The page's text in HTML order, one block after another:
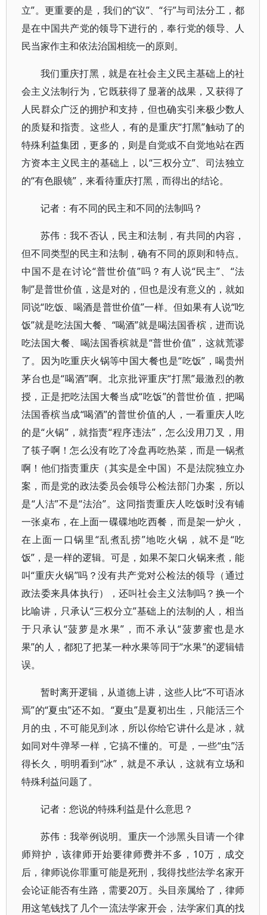
立”。更重要的是，我们的“议”、“行”与司法分工，都
是在中国共产党的领导下进行的，奉行党的领导、人
民当家作主和依法治国相统一的原则。
我们重庆打黑，就是在社会主义民主基础上的社
会主义法制行为，它既获得了显著的战果，又获得了
人民群众广泛的拥护和支持，但也确实引来极少数人
的质疑和指责。这些人，有的是重庆“打黑”触动了的
特殊利益集团，更多的，则是自觉或不自觉地站在西
方资本主义民主的基础上，以“三权分立”、司法独立
的“有色眼镜”，来看待重庆打黑，而得出的结论。
记者：有不同的民主和不同的法制吗？
苏伟：我不否认，民主和法制，有共同的内容，
但不同类型的民主和法制，确有不同的原则和特点。
中国不是在讨论“普世价值”吗？有人说“民主”、“法
制”是普世价值，这是对的，但也是没有意义的，就如
同说“吃饭、喝酒是普世价值”一样。但如果有人说“吃
饭”就是吃法国大餐、“喝酒”就是喝法国香槟，进而说
吃法国大餐、喝法国香槟就是“普世价值”，这就荒谬
了。因为吃重庆火锅等中国大餐也是“吃饭”，喝贵州
茅台也是“喝酒”啊。北京批评重庆“打黑”最激烈的教
授，正是把吃法国大餐当成“吃饭”的普世价值，把喝
法国香槟当成“喝酒”的普世价值的人，一看重庆人吃
的是“火锅”，就指责“程序违法”，怎么没用刀叉，用
了筷子啊！怎么没有吃了冷盘再吃热菜，而是一锅煮
啊！他们指责重庆（其实是全中国）不是法院独立办
案，而是党的政法委员会领导公检法部门办案，所以
是“人洁”不是“法治”。这同指责重庆人吃饭时没有铺
一张桌布，在上面一碟碟地吃西餐，而是架一炉火，
在上面一口锅里“乱煮乱捞”地吃火锅，就不是“吃
饭”，是一样的逻辑。可是，如果不架口火锅来煮，能
叫“重庆火锅”吗？没有共产党对公检法的领导（通过
政法委来具体执行），还叫社会主义法制吗？换一个
比喻讲，只承认“三权分立”基础上的法制的人，相当
于只承认“菠萝是水果”，而不承认“菠萝蜜也是水
果”的人，都犯了把某一种水果等同于“水果”的逻辑错
误。
暂时离开逻辑，从道德上讲，这些人比“不可语冰
焉”的“夏虫”还不如。“夏虫”是夏初出生，只能活三个
月的虫，不可能见到冰，所以你给它讲什么是冰，就
如同对牛弹琴一样，它搞不懂的。可是，一些“虫”活
得长久，明明看到“冰”，就是不承认，这就有立场和
特殊利益问题了。
记者：您说的特殊利益是什么意思？
苏伟：我举例说明。重庆一个涉黑头目请一个律
师辩护，该律师开始要律师费并不多，10万，成交
后，律师说你罪重可能是死刑，我得找些法学名家开
会论证能否有生路，需要20万。头目亲属给了，律师
用这笔钱找了几个一流法学家开会，法学家们真的找